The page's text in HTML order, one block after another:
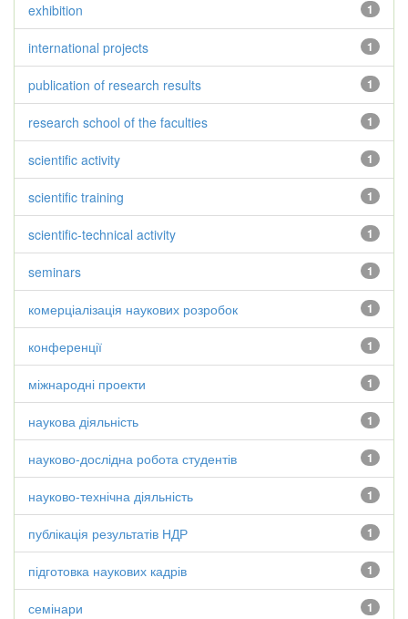
1
exhibition
1
international projects
1
publication of research results
1
research school of the faculties
1
scientific activity
1
scientific training
1
scientific-technical activity
1
seminars
1
комерціалізація наукових розробок
1
конференції
1
міжнародні проекти
1
наукова діяльність
1
науково-дослідна робота студентів
1
науково-технічна діяльність
1
публікація результатів НДР
1
підготовка наукових кадрів
1
семінари